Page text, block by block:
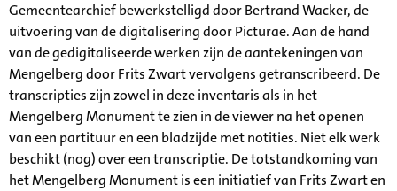
Gemeentearchief bewerkstelligd door Bertrand Wacker, de
uitvoering van de digitalisering door Picturae. Aan de hand
van de gedigitaliseerde werken zijn de aantekeningen van
Mengelberg door Frits Zwart vervolgens getranscribeerd. De
transcripties zijn zowel in deze inventaris als in het
Mengelberg Monument te zien in de viewer na het openen
van een partituur en een bladzijde met notities. Niet elk werk
beschikt (nog) over een transcriptie. De totstandkoming van
het Mengelberg Monument is een initiatief van Frits Zwart en